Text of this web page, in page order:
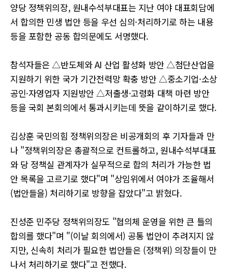
양당 정책위의장, 원내수석부대표는 지난 여야 대표회담에
서 합의한 민생 법안 등을 우선 심의·처리하기로 하는 내용
등을 포함한 공동 합의문에도 서명했다.
참석자들은 △반도체와 AI 산업 활성화 방안 △첨단산업을
지원하기 위한 국가 기간전력망 확충 방안 △중소기업·소상
공인·자영업자 지원방안 △저출생·고령화 대책 마련 방안
등을 국회 본회의에서 통과시키는데 뜻을 같이하기로 했다.
김상훈 국민의힘 정책위의장은 비공개회의 후 기자들과 만
나 "정책위의장은 총괄적으로 컨트롤하고, 원내수석부대표
와 당 정책실 관계자가 실무적으로 합의 처리가 가능한 법
안 목록을 고르기로 했다"며 "상임위에서 여야가 조율해서
(법안들을) 처리하기로 방향을 잡았다"고 밝혔다.
진성준 민주당 정책위의장도 "협의체 운영을 위한 큰 틀의
합의를 했다"며 "(이날 회의에서) 공통 법안이 추려지지 않
지만, 신속히 처리가 필요한 법안들은 (정책위) 의장들이 만
나서 처리하기로 했다"고 전했다.